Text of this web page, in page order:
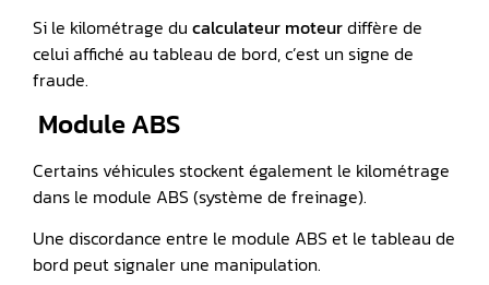
Si le kilométrage du calculateur moteurdiffère de
celui affiché au tableau de bord, c’est un signe de
fraude.
️ Module ABS
Certains véhicules stockent également le kilométrage
dans le module ABS (système de freinage).
Une discordance entre le module ABS et le tableau de
bord peut signaler une manipulation.